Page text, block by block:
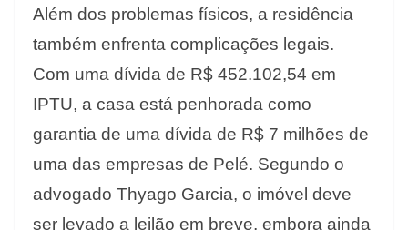
Além dos problemas físicos, a residência
também enfrenta complicações legais.
Com uma dívida de R$ 452.102,54 em
IPTU, a casa está penhorada como
garantia de uma dívida de R$ 7 milhões de
uma das empresas de Pelé. Segundo o
advogado Thyago Garcia, o imóvel deve
ser levado a leilão em breve, embora ainda